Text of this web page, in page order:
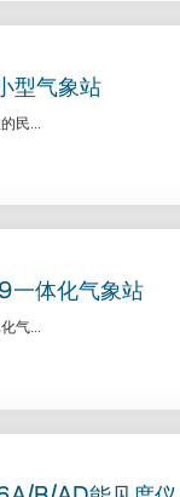
型气象站
民...
一体化气象站
气...